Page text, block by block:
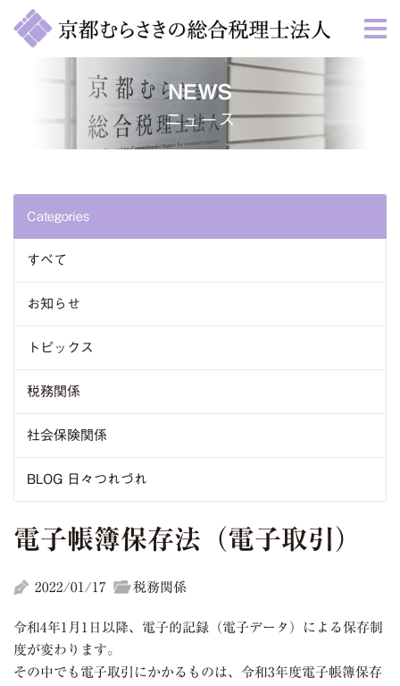
NEWS
ニュース
Categories
すべて
お知らせ
トピックス
税務関係
社会保険関係
BLOG 日々つれづれ
電子帳簿保存法（電子取引）
2022/01/17 税務関係
令和4年1月1日以降、電子的記録（電子データ）による保存制
度が変わります。
その中でも電子取引にかかるものは、令和3年度電子帳簿保存